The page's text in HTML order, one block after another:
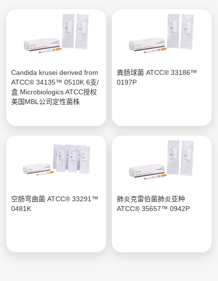
Candida krusei derived from
ATCC® 34135™ 0510K 6支/
盒 Microbiologics ATCC授权
美国MBL公司定性菌株
粪肠球菌 ATCC® 33186™
0197P
空肠弯曲菌 ATCC® 33291™
0481K
肺炎克雷伯菌肺炎亚种
ATCC® 35657™ 0942P